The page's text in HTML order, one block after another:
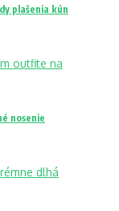
plašenia kún
nosenie